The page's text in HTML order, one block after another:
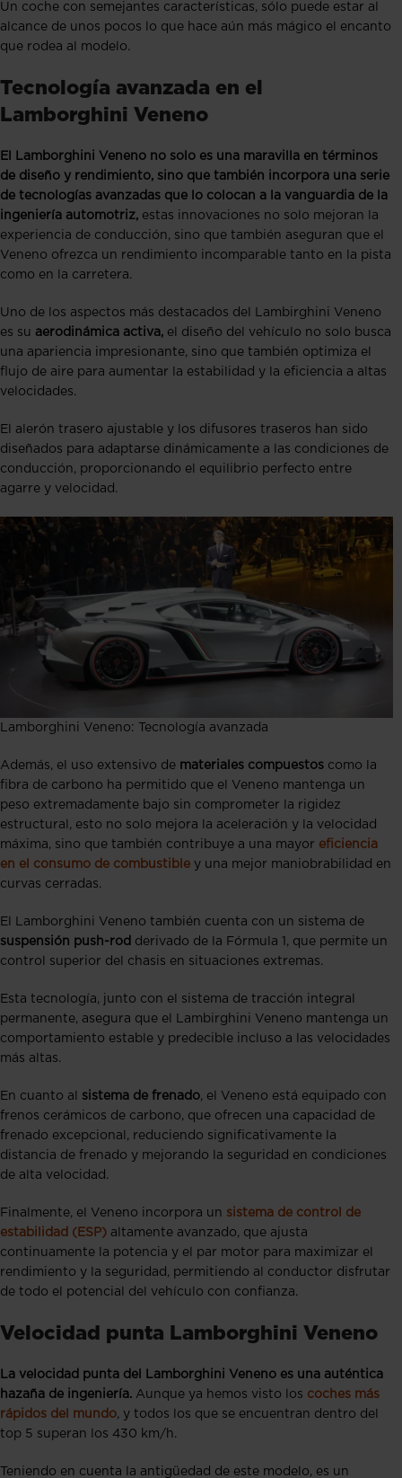
Un coche con semejantes características, sólo puede estar al
alcance de unos pocos lo que hace aún más mágico el encanto
que rodea al modelo.
Tecnología avanzada en el
Lamborghini Veneno
El Lamborghini Veneno no solo es una maravilla en términos
de diseño y rendimiento, sino que también incorpora una serie
de tecnologías avanzadas que lo colocan a la vanguardia de la
ingeniería automotriz, estas innovaciones no solo mejoran la
experiencia de conducción, sino que también aseguran que el
Veneno ofrezca un rendimiento incomparable tanto en la pista
como en la carretera.
Uno de los aspectos más destacados del Lambirghini Veneno
es su aerodinámica activa, el diseño del vehículo no solo busca
una apariencia impresionante, sino que también optimiza el
flujo de aire para aumentar la estabilidad y la eficiencia a altas
velocidades.
El alerón trasero ajustable y los difusores traseros han sido
diseñados para adaptarse dinámicamente a las condiciones de
conducción, proporcionando el equilibrio perfecto entre
agarre y velocidad.
Lamborghini Veneno: Tecnología avanzada
Además, el uso extensivo de materiales compuestos como la
fibra de carbono ha permitido que el Veneno mantenga un
peso extremadamente bajo sin comprometer la rigidez
estructural, esto no solo mejora la aceleración y la velocidad
máxima, sino que también contribuye a una mayor eficiencia
en el consumo de combustible y una mejor maniobrabilidad en
curvas cerradas.
El Lamborghini Veneno también cuenta con un sistema de
suspensión push-rod derivado de la Fórmula 1, que permite un
control superior del chasis en situaciones extremas.
Esta tecnología, junto con el sistema de tracción integral
permanente, asegura que el Lambirghini Veneno mantenga un
comportamiento estable y predecible incluso a las velocidades
más altas.
En cuanto al sistema de frenado, el Veneno está equipado con
frenos cerámicos de carbono, que ofrecen una capacidad de
frenado excepcional, reduciendo significativamente la
distancia de frenado y mejorando la seguridad en condiciones
de alta velocidad.
Finalmente, el Veneno incorpora un sistema de control de
estabilidad (ESP) altamente avanzado, que ajusta
continuamente la potencia y el par motor para maximizar el
rendimiento y la seguridad, permitiendo al conductor disfrutar
de todo el potencial del vehículo con confianza.
Velocidad punta Lamborghini Veneno
La velocidad punta del Lamborghini Veneno es una auténtica
hazaña de ingeniería. Aunque ya hemos visto los coches más
rápidos del mundo, y todos los que se encuentran dentro del
top 5 superan los 430 km/h.
Teniendo en cuenta la antigüedad de este modelo, es un